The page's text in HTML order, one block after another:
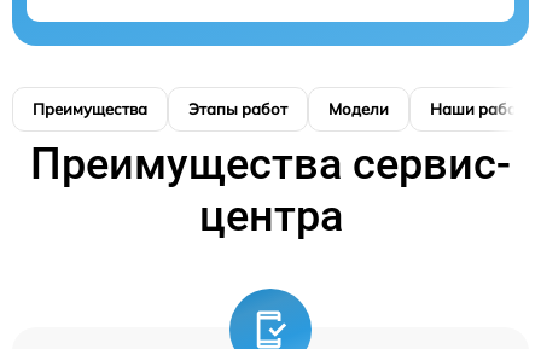
Преимущества Этапы работ Модели Наши работы
Преимущества сервис-
центра